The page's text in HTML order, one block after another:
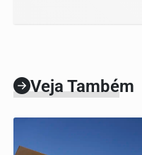
Veja Também